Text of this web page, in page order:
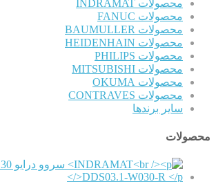
محصولات INDRAMAT
محصولات FANUC
محصولات BAUMULLER
محصولات HEIDENHAIN
محصولات PHILIPS
محصولات MITSUBISHI
محصولات OKUMA
محصولات CONTRAVES
سایر برندها
محصولات